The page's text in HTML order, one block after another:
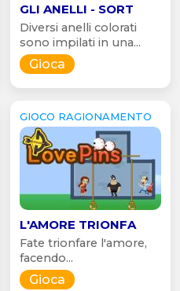
GLI ANELLI - SORT
Diversi anelli colorati
sono impilati in una...
Gioca
GIOCO RAGIONAMENTO
L'AMORE TRIONFA
Fate trionfare l'amore,
facendo...
Gioca